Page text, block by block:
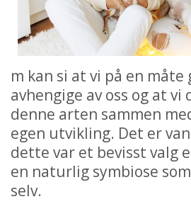
m kan si at vi på en måte
avhengige av oss og at
denne arten sammen
egen utvikling. Det er
dette var et bevisst valg
en naturlig symbiose
selv.